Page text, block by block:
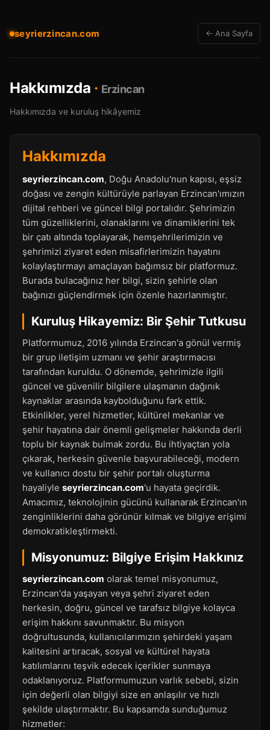
seyrierzincan.com ← Ana Sayfa
Hakkımızda · Erzincan
Hakkımızda ve kuruluş hikâyemiz
Hakkımızda
seyrierzincan.com, Doğu Anadolu'nun kapısı, eşsiz
doğası ve zengin kültürüyle parlayan Erzincan'ımızın
dijital rehberi ve güncel bilgi portalıdır. Şehrimizin
tüm güzelliklerini, olanaklarını ve dinamiklerini tek
bir çatı altında toplayarak, hemşehrilerimizin ve
şehrimizi ziyaret eden misafirlerimizin hayatını
kolaylaştırmayı amaçlayan bağımsız bir platformuz.
Burada bulacağınız her bilgi, sizin şehirle olan
bağınızı güçlendirmek için özenle hazırlanmıştır.
Kuruluş Hikayemiz: Bir Şehir Tutkusu
Platformumuz, 2016 yılında Erzincan'a gönül vermiş
bir grup iletişim uzmanı ve şehir araştırmacısı
tarafından kuruldu. O dönemde, şehrimizle ilgili
güncel ve güvenilir bilgilere ulaşmanın dağınık
kaynaklar arasında kaybolduğunu fark ettik.
Etkinlikler, yerel hizmetler, kültürel mekanlar ve
şehir hayatına dair önemli gelişmeler hakkında derli
toplu bir kaynak bulmak zordu. Bu ihtiyaçtan yola
çıkarak, herkesin güvenle başvurabileceği, modern
ve kullanıcı dostu bir şehir portalı oluşturma
hayaliyle seyrierzincan.com'u hayata geçirdik.
Amacımız, teknolojinin gücünü kullanarak Erzincan'ın
zenginliklerini daha görünür kılmak ve bilgiye erişimi
demokratikleştirmekti.
Misyonumuz: Bilgiye Erişim Hakkınız
seyrierzincan.com olarak temel misyonumuz,
Erzincan'da yaşayan veya şehri ziyaret eden
herkesin, doğru, güncel ve tarafsız bilgiye kolayca
erişim hakkını savunmaktır. Bu misyon
doğrultusunda, kullanıcılarımızın şehirdeki yaşam
kalitesini artıracak, sosyal ve kültürel hayata
katılımlarını teşvik edecek içerikler sunmaya
odaklanıyoruz. Platformumuzun varlık sebebi, sizin
için değerli olan bilgiyi size en anlaşılır ve hızlı
şekilde ulaştırmaktır. Bu kapsamda sunduğumuz
hizmetler: